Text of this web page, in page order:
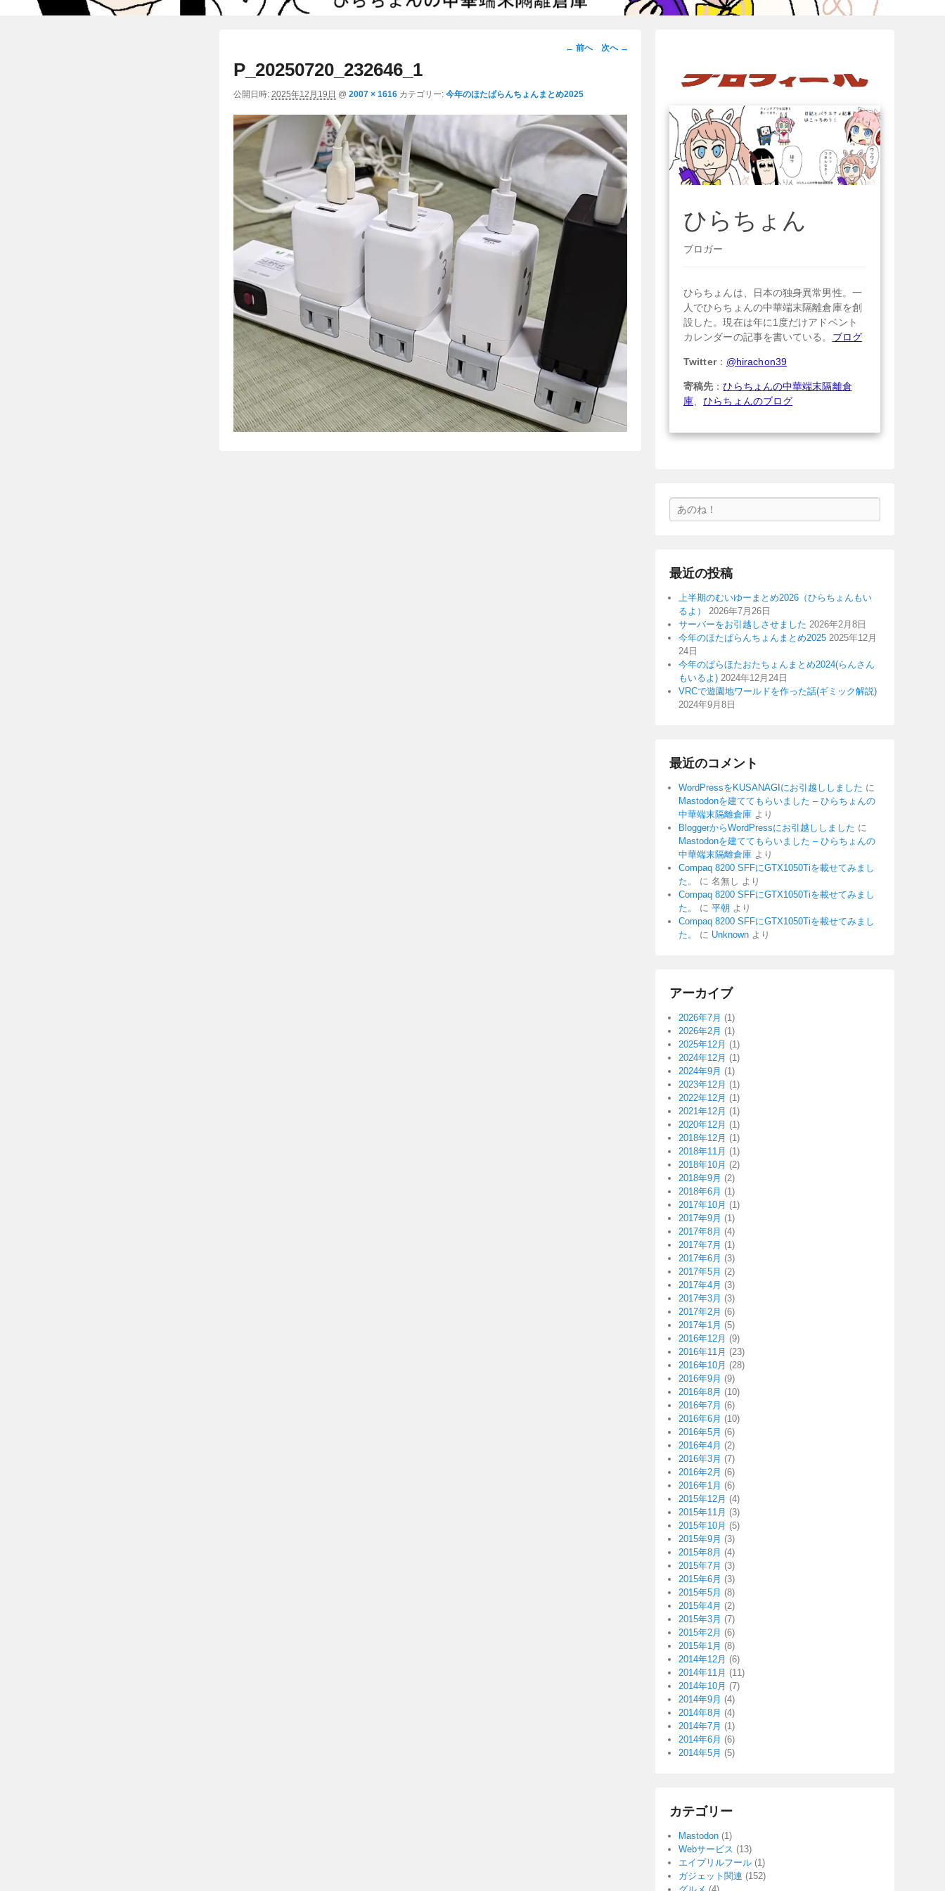
画
ビ
ゲ
ー
シ
← 前へ 次へ →
P_20250720_232646_1
公開日時: 2025年12月19日 @ 2007 × 1616 カテゴリー: 今年のほたぱらんちょんまとめ2025
ひらちょん
ブロガー
ひらちょんは、日本の独身異常男性。一
人でひらちょんの中華端末隔離倉庫を創
設した。現在は年に1度だけアドベント
カレンダーの記事を書いている。 ブログ
Twitter： @hirachon39
寄稿先 ：ひらちょんの中華端末隔離倉
庫 、ひらちょんのブログ
索
最近の投稿
上半期のむいゆーまとめ2026（ひらちょんもい
るよ）
2026年7月26日
サーバーをお引越しさせました 2026年2月8日
今年のほたぱらんちょんまとめ2025 2025年12月
24日
今年のぱらほたおたちょんまとめ2024(らんさん
もいるよ) 2024年12月24日
VRCで遊園地ワールドを作った話(ギミック解説)
2024年9月8日
最近のコメント
WordPressをKUSANAGIにお引越ししました に
Mastodonを建ててもらいました – ひらちょんの
中華端末隔離倉庫 より
BloggerからWordPressにお引越ししました に
Mastodonを建ててもらいました – ひらちょんの
中華端末隔離倉庫 より
Compaq 8200 SFFにGTX1050Tiを載せてみまし
た。
に 名無し より
Compaq 8200 SFFにGTX1050Tiを載せてみまし
た。
に 平朝 より
Compaq 8200 SFFにGTX1050Tiを載せてみまし
た。
に Unknown より
アーカイブ
2026年7月 (1)
2026年2月 (1)
2025年12月 (1)
2024年12月 (1)
2024年9月 (1)
2023年12月 (1)
2022年12月 (1)
2021年12月 (1)
2020年12月 (1)
2018年12月 (1)
2018年11月 (1)
2018年10月 (2)
2018年9月 (2)
2018年6月 (1)
2017年10月 (1)
2017年9月 (1)
2017年8月 (4)
2017年7月 (1)
2017年6月 (3)
2017年5月 (2)
2017年4月 (3)
2017年3月 (3)
2017年2月 (6)
2017年1月 (5)
2016年12月 (9)
2016年11月 (23)
2016年10月 (28)
2016年9月 (9)
2016年8月 (10)
2016年7月 (6)
2016年6月 (10)
2016年5月 (6)
2016年4月 (2)
2016年3月 (7)
2016年2月 (6)
2016年1月 (6)
2015年12月 (4)
2015年11月 (3)
2015年10月 (5)
2015年9月 (3)
2015年8月 (4)
2015年7月 (3)
2015年6月 (3)
2015年5月 (8)
2015年4月 (2)
2015年3月 (7)
2015年2月 (6)
2015年1月 (8)
2014年12月 (6)
2014年11月 (11)
2014年10月 (7)
2014年9月 (4)
2014年8月 (4)
2014年7月 (1)
2014年6月 (6)
2014年5月 (5)
カテゴリー
Mastodon (1)
Webサービス (13)
エイプリルフール (1)
ガジェット関連 (152)